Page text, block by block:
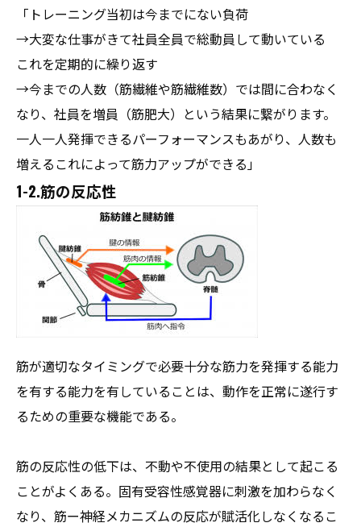
「トレーニング当初は今までにない負荷
→大変な仕事がきて社員全員で総動員して動いている
これを定期的に繰り返す
→今までの人数（筋繊維や筋繊維数）では間に合わなく
なり、社員を増員（筋肥大）という結果に繋がります。
一人一人発揮できるパーフォーマンスもあがり、人数も
増えるこれによって筋力アップができる」
1-2.筋の反応性
筋が適切なタイミングで必要十分な筋力を発揮する能力
を有する能力を有していることは、動作を正常に遂行す
るための重要な機能である。
筋の反応性の低下は、不動や不使用の結果として起こる
ことがよくある。固有受容性感覚器に刺激を加わらなく
なり、筋ー神経メカニズムの反応が賦活化しなくなるこ